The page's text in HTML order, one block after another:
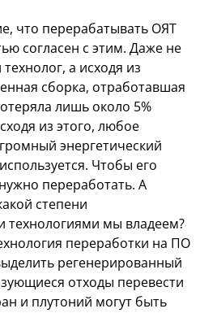
что перерабатывать ОЯТ
согласен с этим. Даже не
а исходя из
сборка, отработавшая
лишь около 5%
из этого, любое
энергетический
Чтобы его
переработать. А
степени
технологиями мы владеем?
переработки на ПО
регенерированный
отходы перевести
и плутоний могут быть